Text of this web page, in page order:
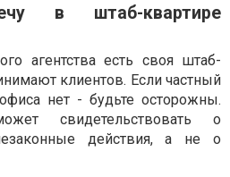
в штаб-квартире
агентства есть своя штаб-
клиентов. Если частный
нет - будьте осторожны.
свидетельствовать о
действия, а не о